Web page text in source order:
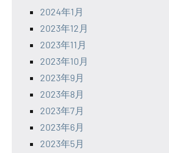
2024年1月
2023年12月
2023年11月
2023年10月
2023年9月
2023年8月
2023年7月
2023年6月
2023年5月